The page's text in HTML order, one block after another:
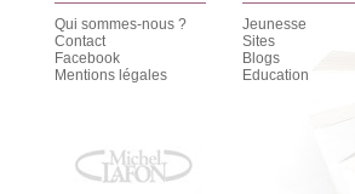
Qui sommes-nous ?
Contact
Facebook
Mentions légales
Jeunesse
Sites
Blogs
Education